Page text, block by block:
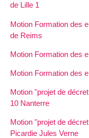
de Lille 1
Motion Formation des
de Reims
Motion Formation des
Motion Formation des
Motion "projet de
10 Nanterre
Motion "projet de
Picardie Jules Verne